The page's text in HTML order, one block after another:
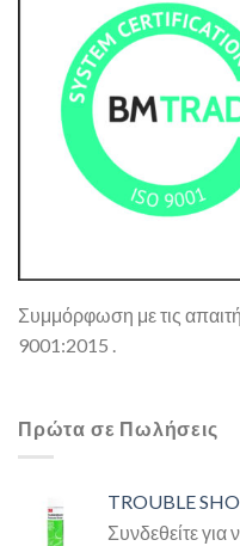
Συμμόρφωση με τις
9001:2015 .
Πρώτα σε Πωλήσεις
TROUBLE
Συνδεθείτε για